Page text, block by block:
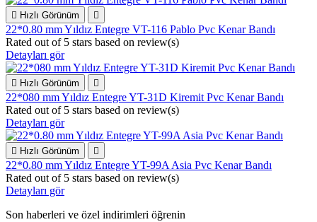
 Hızlı Görünüm 
22*0.80 mm Yıldız Entegre VT-116 Pablo Pvc Kenar Bandı
Rated out of 5 stars based on review(s)
Detayları gör
 Hızlı Görünüm 
22*080 mm Yıldız Entegre YT-31D Kiremit Pvc Kenar Bandı
Rated out of 5 stars based on review(s)
Detayları gör
 Hızlı Görünüm 
22*0.80 mm Yıldız Entegre YT-99A Asia Pvc Kenar Bandı
Rated out of 5 stars based on review(s)
Detayları gör
Son haberleri ve özel indirimleri öğrenin